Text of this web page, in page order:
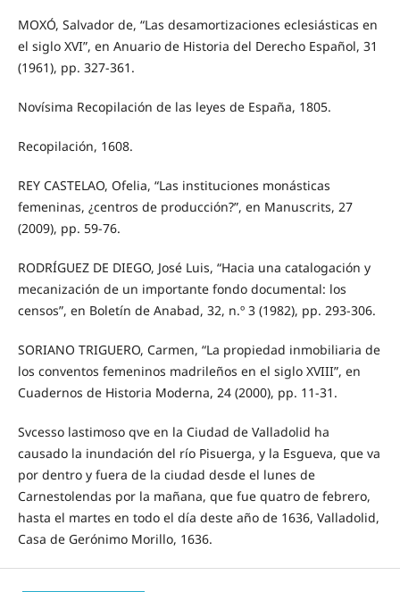
MOXÓ, Salvador de, “Las desamortizaciones eclesiásticas en
el siglo XVI”, en Anuario de Historia del Derecho Español, 31
(1961), pp. 327-361.
Novísima Recopilación de las leyes de España, 1805.
Recopilación, 1608.
REY CASTELAO, Ofelia, “Las instituciones monásticas
femeninas, ¿centros de producción?”, en Manuscrits, 27
(2009), pp. 59-76.
RODRÍGUEZ DE DIEGO, José Luis, “Hacia una catalogación y
mecanización de un importante fondo documental: los
censos”, en Boletín de Anabad, 32, n.º 3 (1982), pp. 293-306.
SORIANO TRIGUERO, Carmen, “La propiedad inmobiliaria de
los conventos femeninos madrileños en el siglo XVIII”, en
Cuadernos de Historia Moderna, 24 (2000), pp. 11-31.
Svcesso lastimoso qve en la Ciudad de Valladolid ha
causado la inundación del río Pisuerga, y la Esgueva, que va
por dentro y fuera de la ciudad desde el lunes de
Carnestolendas por la mañana, que fue quatro de febrero,
hasta el martes en todo el día deste año de 1636, Valladolid,
Casa de Gerónimo Morillo, 1636.